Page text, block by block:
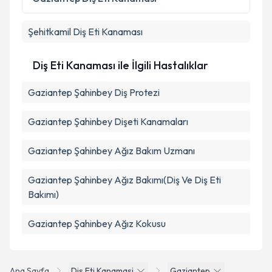
kapsamda işlenmesini kabul ediyorum.
Şehitkamil Diş Eti Kanaması
Diş Eti Kanaması ile İlgili Hastalıklar
Gaziantep Şahinbey Diş Protezi
Gaziantep Şahinbey Dişeti Kanamaları
Gaziantep Şahinbey Ağız Bakım Uzmanı
Gaziantep Şahinbey Ağız Bakımı(Diş Ve Diş Eti
Bakımı)
Gaziantep Şahinbey Ağız Kokusu